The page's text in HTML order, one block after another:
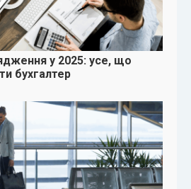
у 2025: усе, що
бухгалтер